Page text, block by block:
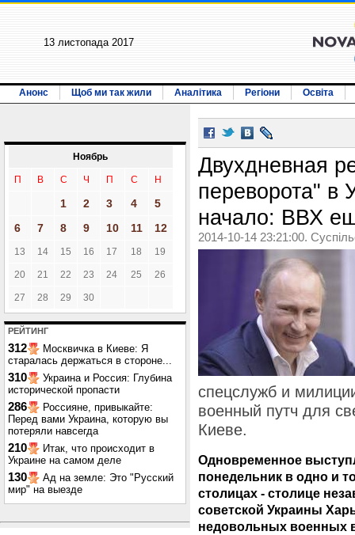
13 листопада 2017
Анонс Щоб ми так жили Аналітика Регіони Освіта
Ноябрь
П В С Ч П С Н
1 2 3 4
5
6
7 8 9 10 11 12
13 14 15 16 17 18 19
20 21 22 23 24 25 26
27 28 29 30
РЕЙТИНГ
312
Москвичка в Киеве: Я
старалась держаться в стороне...
310
Украина и Россия: Глубина
исторической пропасти
286
Россияне, привыкайте:
Перед вами Украина, которую вы
потеряли навсегда
210
Итак, что происходит в
Украине на самом деле
130
Ад на земле: Это "Русский
мир" на выезде
Двухдневная
переворота" в
начало: ВВХ
2014-10-14 23:21:00.
спецслужб и
военный путч для
Киеве.
Одновременное
понедельник в одно и
столицах - столице
советской Украины
недовольных военных